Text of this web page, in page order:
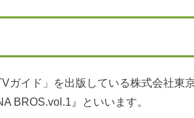
ガイド」を出版している株式会社東
BROS.vol.1』といいます。